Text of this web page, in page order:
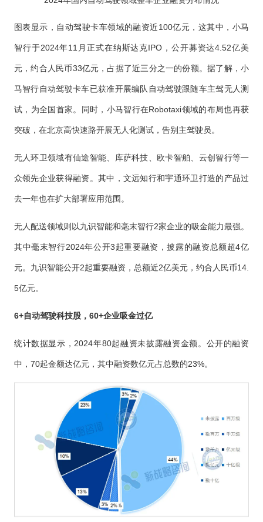
图表显示，自动驾驶卡车领域的融资近100亿元，这其中，小马
智行于2024年11月正式在纳斯达克IPO，公开募资达4.52亿美
元，约合人民币33亿元，占据了近三分之一的份额。据了解，小
马智行自动驾驶卡车已获准开展编队自动驾驶跟随车主驾无人测
试，为全国首家。同时，小马智行在Robotaxi领域的布局也再获
突破，在北京高快速路开展无人化测试，告别主驾驶员。
无人环卫领域有仙途智能、库萨科技、欧卡智舶、云创智行等一
众领先企业获得融资。其中，文远知行和宇通环卫打造的产品过
去一年也在扩大部署应用范围。
无人配送领域则以九识智能和毫末智行2家企业的吸金能力最强。
其中毫末智行2024年公开3起重要融资，披露的融资总额超4亿
元。九识智能公开2起重要融资，总额近2亿美元，约合人民币14.
5亿元。
6+自动驾驶科技股，60+企业吸金过亿
统计数据显示，2024年80起融资未披露融资金额。公开的融资
中，70起金额达亿元，其中融资数亿元占总数的23%。